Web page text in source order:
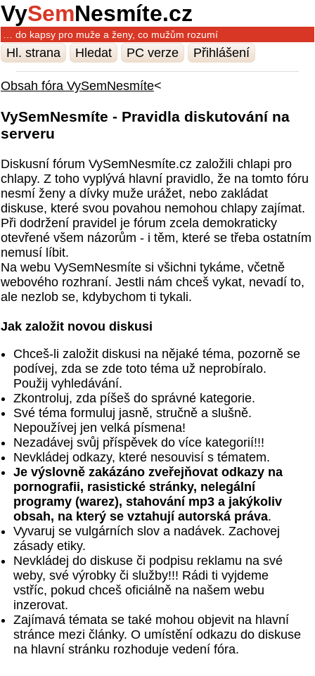
VySemNesmíte.cz
… do kapsy pro muže a ženy, co mužům rozumí
Hl. strana Hledat PC verze Přihlášení
Obsah fóra VySemNesmíte<
VySemNesmíte - Pravidla diskutování na
serveru
Diskusní fórum VySemNesmíte.cz založili chlapi pro
chlapy. Z toho vyplývá hlavní pravidlo, že na tomto fóru
nesmí ženy a dívky muže urážet, nebo zakládat
diskuse, které svou povahou nemohou chlapy zajímat.
Při dodržení pravidel je fórum zcela demokraticky
otevřené všem názorům - i těm, které se třeba ostatním
nemusí líbit.
Na webu VySemNesmíte si všichni tykáme, včetně
webového rozhraní. Jestli nám chceš vykat, nevadí to,
ale nezlob se, kdybychom ti tykali.
Jak založit novou diskusi
Chceš-li založit diskusi na nějaké téma, pozorně se
podívej, zda se zde toto téma už neprobíralo.
Použij vyhledávání.
Zkontroluj, zda píšeš do správné kategorie.
Své téma formuluj jasně, stručně a slušně.
Nepoužívej jen velká písmena!
Nezadávej svůj příspěvek do více kategorií!!!
Nevkládej odkazy, které nesouvisí s tématem.
Je výslovně zakázáno zveřejňovat odkazy na
pornografii, rasistické stránky, nelegální
programy (warez), stahování mp3 a jakýkoliv
obsah, na který se vztahují autorská práva.
Vyvaruj se vulgárních slov a nadávek. Zachovej
zásady etiky.
Nevkládej do diskuse či podpisu reklamu na své
weby, své výrobky či služby!!! Rádi ti vyjdeme
vstříc, pokud chceš oficiálně na našem webu
inzerovat.
Zajímavá témata se také mohou objevit na hlavní
stránce mezi články. O umístění odkazu do diskuse
na hlavní stránku rozhoduje vedení fóra.